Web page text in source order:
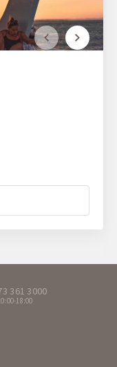
361 3000
18:00